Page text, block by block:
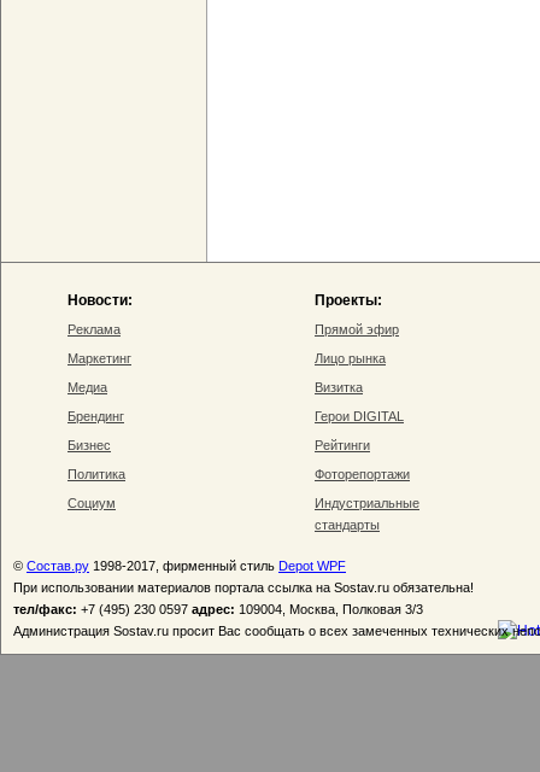
Новости:
Реклама
Маркетинг
Медиа
Брендинг
Бизнес
Политика
Социум
Проекты:
Прямой эфир
Лицо рынка
Визитка
Герои DIGITAL
Рейтинги
Фоторепортажи
Индустриальные
стандарты
© Состав.ру 1998-2017, фирменный стиль Depot WPF
При использовании материалов портала ссылка на Sostav.ru обязательна!
тел/факс: +7 (495) 230 0597 адрес: 109004, Москва, Полковая 3/3
Администрация Sostav.ru просит Вас сообщать о всех замеченных технических